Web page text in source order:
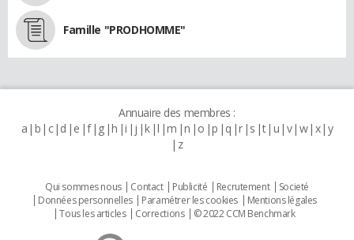
Famille "PRODHOMME"
Annuaire des membres :
a b c d e f g h i j k l m n o p q r s t u v w x y
z
Qui sommes nous Contact Publicité Recrutement
Societé
Données personnelles
Paramétrer les cookies
Mentions légales
Tous les articles
Corrections © 2022 CCM Benchmark